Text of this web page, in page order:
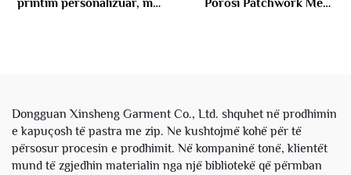
printim personalizuar, me
Porosi Patchwork Me
Dongguan Xinsheng Garment Co., Ltd. shquhet në prodhimin
e kapuçosh të pastra me zip. Ne kushtojmë kohë për të
përsosur procesin e prodhimit. Në kompaninë tonë, klientët
mund të zgjedhin materialin nga një bibliotekë që përmban